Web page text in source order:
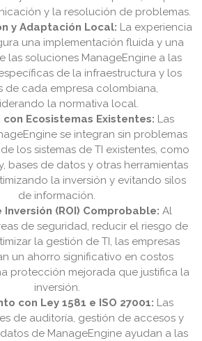
y la resolución de problemas.
y Adaptación Local: La experiencia
una implementación fluida y una
las soluciones ManageEngine a las
de la infraestructura y los
de cada empresa colombiana,
la normativa local.
Ecosistemas Existentes: Las
se integran sin problemas
los sistemas de TI existentes, como
bases de datos y otras herramientas
la inversión y evitando silos
de información.
Inversión (ROI) Comprobable: Al
de seguridad, reducir el riesgo de
la gestión de TI, las empresas
un ahorro significativo en costos
protección mejorada que justifica la
inversión.
con Ley 1581 e ISO 27001: Las
de auditoría, gestión de accesos y
de ManageEngine ayudan a las